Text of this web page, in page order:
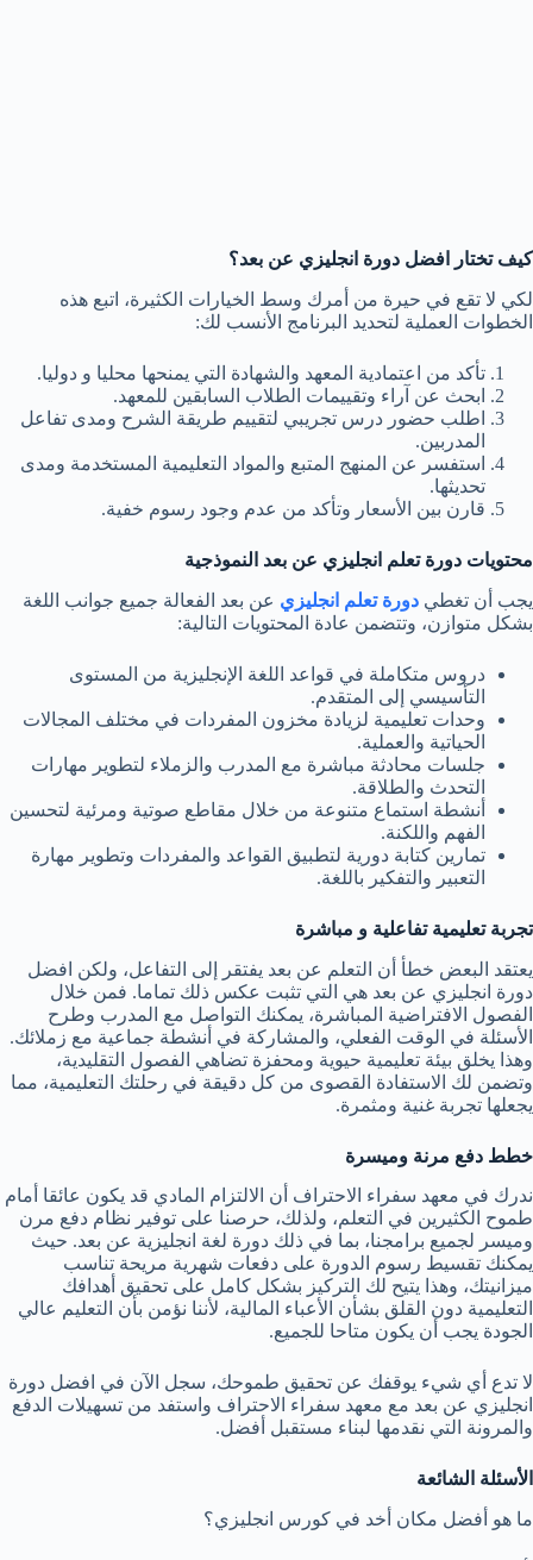
كيف تختار افضل دورة انجليزي عن بعد؟
لكي لا تقع في حيرة من أمرك وسط الخيارات الكثيرة، اتبع هذه
الخطوات العملية لتحديد البرنامج الأنسب لك:
تأكد من اعتمادية المعهد والشهادة التي يمنحها محليا و دوليا.
ابحث عن آراء وتقييمات الطلاب السابقين للمعهد.
اطلب حضور درس تجريبي لتقييم طريقة الشرح ومدى تفاعل
المدربين.
استفسر عن المنهج المتبع والمواد التعليمية المستخدمة ومدى
تحديثها.
قارن بين الأسعار وتأكد من عدم وجود رسوم خفية.
محتويات دورة تعلم انجليزي عن بعد النموذجية
يجب أن تغطي دورة تعلم انجليزي عن بعد الفعالة جميع جوانب اللغة
بشكل متوازن، وتتضمن عادة المحتويات التالية:
دروس متكاملة في قواعد اللغة الإنجليزية من المستوى
التأسيسي إلى المتقدم.
وحدات تعليمية لزيادة مخزون المفردات في مختلف المجالات
الحياتية والعملية.
جلسات محادثة مباشرة مع المدرب والزملاء لتطوير مهارات
التحدث والطلاقة.
أنشطة استماع متنوعة من خلال مقاطع صوتية ومرئية لتحسين
الفهم واللكنة.
تمارين كتابة دورية لتطبيق القواعد والمفردات وتطوير مهارة
التعبير والتفكير باللغة.
تجربة تعليمية تفاعلية و مباشرة
يعتقد البعض خطأ أن التعلم عن بعد يفتقر إلى التفاعل، ولكن افضل
دورة انجليزي عن بعد هي التي تثبت عكس ذلك تماما. فمن خلال
الفصول الافتراضية المباشرة، يمكنك التواصل مع المدرب وطرح
الأسئلة في الوقت الفعلي، والمشاركة في أنشطة جماعية مع زملائك.
وهذا يخلق بيئة تعليمية حيوية ومحفزة تضاهي الفصول التقليدية،
وتضمن لك الاستفادة القصوى من كل دقيقة في رحلتك التعليمية، مما
يجعلها تجربة غنية ومثمرة.
خطط دفع مرنة وميسرة
ندرك في معهد سفراء الاحتراف أن الالتزام المادي قد يكون عائقا أمام
طموح الكثيرين في التعلم، ولذلك، حرصنا على توفير نظام دفع مرن
وميسر لجميع برامجنا، بما في ذلك دورة لغة انجليزية عن بعد. حيث
يمكنك تقسيط رسوم الدورة على دفعات شهرية مريحة تناسب
ميزانيتك، وهذا يتيح لك التركيز بشكل كامل على تحقيق أهدافك
التعليمية دون القلق بشأن الأعباء المالية، لأننا نؤمن بأن التعليم عالي
الجودة يجب أن يكون متاحا للجميع.
لا تدع أي شيء يوقفك عن تحقيق طموحك، سجل الآن في افضل دورة
انجليزي عن بعد مع معهد سفراء الاحتراف واستفد من تسهيلات الدفع
والمرونة التي نقدمها لبناء مستقبل أفضل.
الأسئلة الشائعة
ما هو أفضل مكان أخد في كورس انجليزي؟